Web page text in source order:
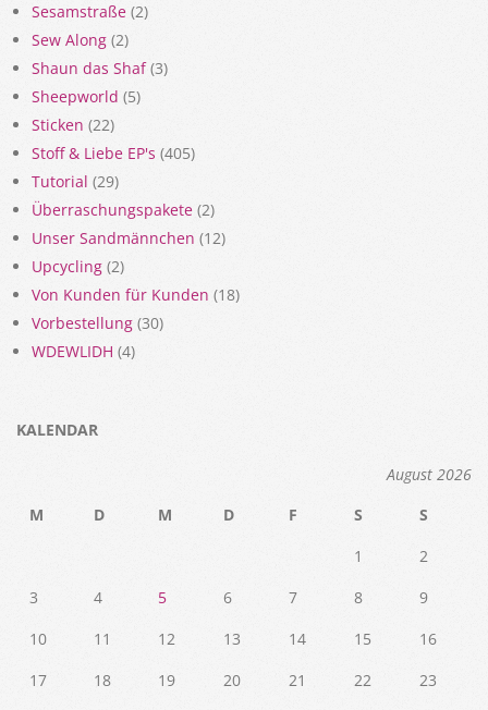
Sesamstraße (2)
Sew Along (2)
Shaun das Shaf(3)
Sheepworld (5)
Sticken (22)
Stoff & Liebe EP's (405)
Tutorial (29)
Überraschungspakete (2)
Unser Sandmännchen (12)
Upcycling (2)
Von Kunden für Kunden (18)
Vorbestellung (30)
WDEWLIDH (4)
KALENDAR
August 2026
M
D M D F S
S
1
2
3
4 5 6 7 8
9
10
11 12 13 14 15
16
17
18 19 20 21 22
23